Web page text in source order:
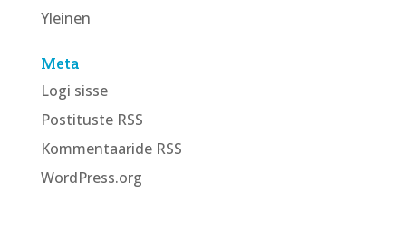
Yleinen
Meta
Logi sisse
Postituste RSS
Kommentaaride RSS
WordPress.org